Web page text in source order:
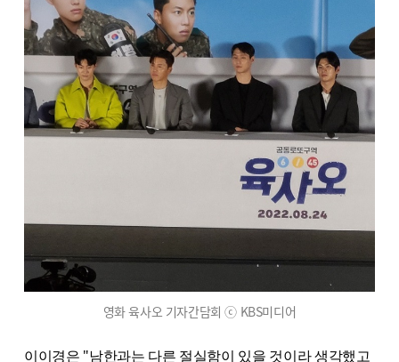
영화 육사오 기자간담회 ⓒ KBS미디어
이이경은 "남한과는 다른 절실함이 있을 것이라 생각했고